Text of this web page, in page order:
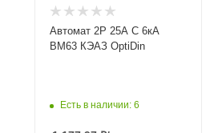
Автомат 2Р 25А C 6кА
ВМ63 КЭАЗ OptiDin
Есть в наличии: 6